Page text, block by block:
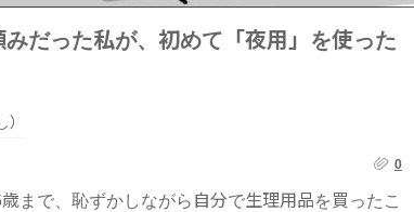
だった私が、初めて「夜用」を使った
0
まで、恥ずかしながら自分で生理用品を買ったこ